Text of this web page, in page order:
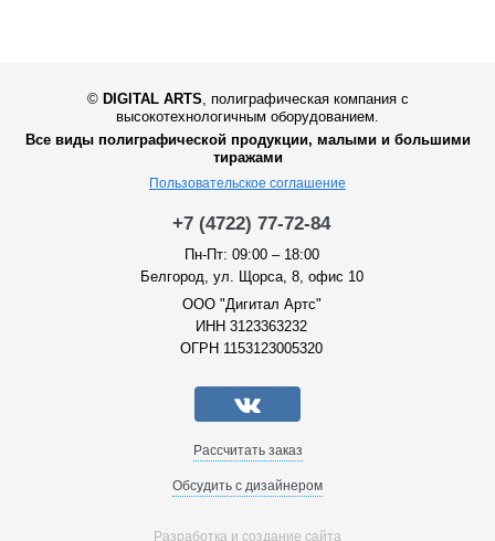
© DIGITAL ARTS
полиграфическая компания с
высокотехнологичным оборудованием.
Все виды полиграфической продукции, малыми и большими
тиражами
Пользовательское соглашение
+7 (4722) 77-72-84
Пн-Пт: 09:00 – 18:00
Белгород, ул. Щорса, 8, офис 10
ООО "Дигитал Артс"
ИНН 3123363232
ОГРН 1153123005320
Рассчитать заказ
Обсудить с дизайнером
Разработка и создание сайта